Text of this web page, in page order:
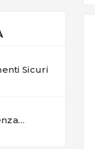
Sicuri